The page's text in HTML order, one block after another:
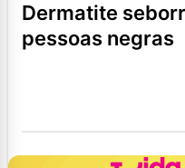
dermatite seborreica é comum entre
pessoas negras